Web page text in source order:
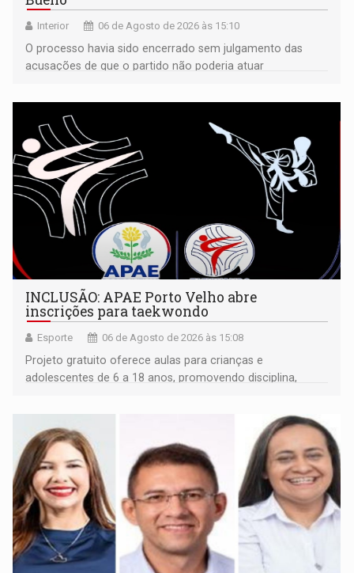
Interior 06 de Agosto de 2026 às 15:10
O processo havia sido encerrado sem julgamento das
acusações de que o partido não poderia atuar
INCLUSÃO: APAE Porto Velho abre
inscrições para taekwondo
Esporte 06 de Agosto de 2026 às 15:08
Projeto gratuito oferece aulas para crianças e
adolescentes de 6 a 18 anos, promovendo disciplina,